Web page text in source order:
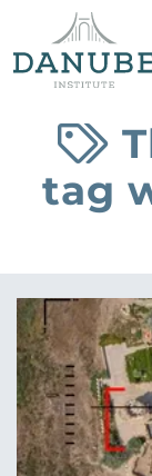
tag